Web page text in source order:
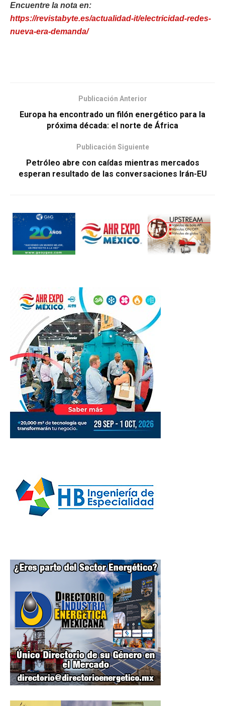
Encuentre la nota en:
https://revistabyte.es/actualidad-it/electricidad-redes-
nueva-era-demanda/
Publicación Anterior
Europa ha encontrado un filón energético para la
próxima década: el norte de África
Publicación Siguiente
Petróleo abre con caídas mientras mercados
esperan resultado de las conversaciones Irán-EU